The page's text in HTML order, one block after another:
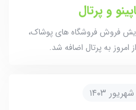
و پرتال
فروش فروشگاه های پوشاک،
به پرتال اضافه شد.